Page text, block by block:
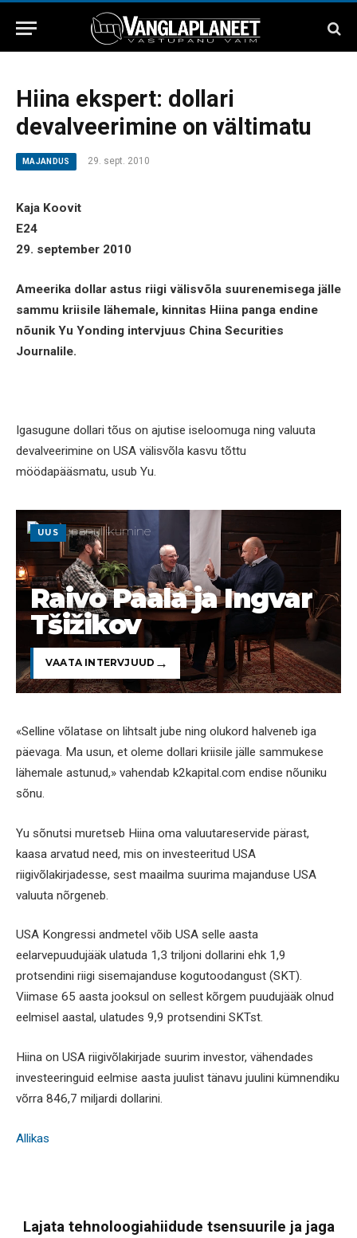
Hiina ekspert: dollari
devalveerimine on vältimatu
MAJANDUS 29. sept. 2010
Kaja Koovit
E24
29. september 2010
Ameerika dollar astus riigi välisvõla suurenemisega jälle
sammu kriisile lähemale, kinnitas Hiina panga endine
nõunik Yu Yonding intervjuus China Securities
Journalile.
Igasugune dollari tõus on ajutise iseloomuga ning valuuta
devalveerimine on USA välisvõla kasvu tõttu
möödapääsmatu, usub Yu.
UUS
Raivo Paala ja Ingvar
Tšižikov
VAATA INTERVJUUD
«Selline võlatase on lihtsalt jube ning olukord halveneb iga
päevaga. Ma usun, et oleme dollari kriisile jälle sammukese
lähemale astunud,» vahendab k2kapital.com endise nõuniku
sõnu.
Yu sõnutsi muretseb Hiina oma valuutareservide pärast,
kaasa arvatud need, mis on investeeritud USA
riigivõlakirjadesse, sest maailma suurima majanduse USA
valuuta nõrgeneb.
USA Kongressi andmetel võib USA selle aasta
eelarvepuudujääk ulatuda 1,3 triljoni dollarini ehk 1,9
protsendini riigi sisemajanduse kogutoodangust (SKT).
Viimase 65 aasta jooksul on sellest kõrgem puudujääk olnud
eelmisel aastal, ulatudes 9,9 protsendini SKTst.
Hiina on USA riigivõlakirjade suurim investor, vähendades
investeeringuid eelmise aasta juulist tänavu juulini kümnendiku
võrra 846,7 miljardi dollarini.
Allikas
Lajata tehnoloogiahiidude tsensuurile ja jaga